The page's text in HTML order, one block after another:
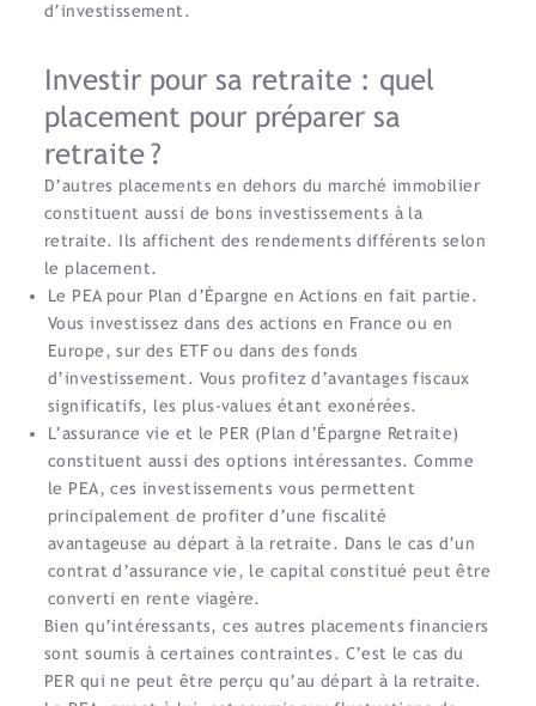
d’investissement.
Investir pour sa retraite : quel
placement pour préparer sa
retraite ?
D’autres placements en dehors du marché immobilier
constituent aussi de bons investissements à la
retraite. Ils affichent des rendements différents selon
le placement.
Le PEA pour Plan d’Épargne en Actions en fait partie.
Vous investissez dans des actions en France ou en
Europe, sur des ETF ou dans des fonds
d’investissement. Vous profitez d’avantages fiscaux
significatifs, les plus-values étant exonérées.
L’assurance vie et le PER (Plan d’Épargne Retraite)
constituent aussi des options intéressantes. Comme
le PEA, ces investissements vous permettent
principalement de profiter d’une fiscalité
avantageuse au départ à la retraite. Dans le cas d’un
contrat d’assurance vie, le capital constitué peut être
converti en rente viagère.
Bien qu’intéressants, ces autres placements financiers
sont soumis à certaines contraintes. C’est le cas du
PER qui ne peut être perçu qu’au départ à la retraite.